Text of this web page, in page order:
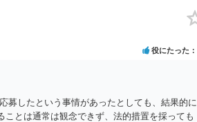
役にたった
募したという事情があったとしても、結果的に
とは通常は観念できず、法的措置を採っても